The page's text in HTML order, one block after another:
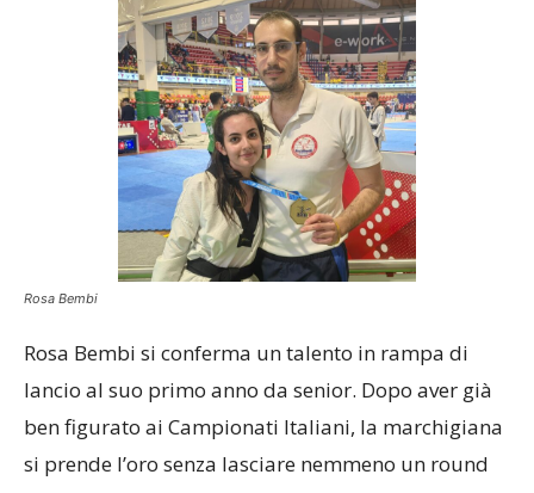
Rosa Bembi
Rosa Bembi si conferma un talento in rampa di
lancio al suo primo anno da senior. Dopo aver già
ben figurato ai Campionati Italiani, la marchigiana
si prende l’oro senza lasciare nemmeno un round